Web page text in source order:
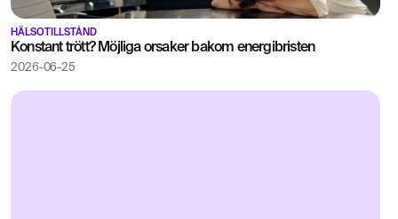
HÄLSOTILLSTÅND
Konstant trött? Möjliga orsaker bakom energibristen
2026-06-25